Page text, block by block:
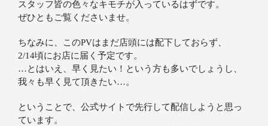
スタッフ皆の色々なキモチが入っているはずです。
ぜひともご覧くださいませ。
ちなみに、このPVはまだ店頭には配下しておらず、
2/14頃にお店に届く予定です。
…とはいえ、早く見たい！という方も多いでしょうし、
我々も早く見て頂きたい…。
ということで、公式サイトで先行して配信しようと思っ
ています。